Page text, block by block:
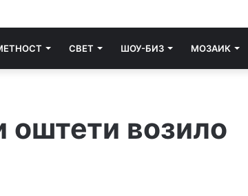
СВЕТ ШОУ-БИЗ МОЗАИК
оштети возило